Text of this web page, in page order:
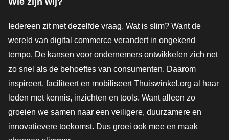
Iedereen zit met dezelfde vraag. Wat is slim? Want de
wereld van digital commerce verandert in ongekend
tempo. De kansen voor ondernemers ontwikkelen zich net
zo snel als de behoeftes van consumenten. Daarom
inspireert, faciliteert en mobiliseert Thuiswinkel.org al haar
leden met kennis, inzichten en tools. Want alleen zo
groeien we samen naar een veiligere, duurzamere en
innovatievere toekomst. Dus groei ook mee en maak